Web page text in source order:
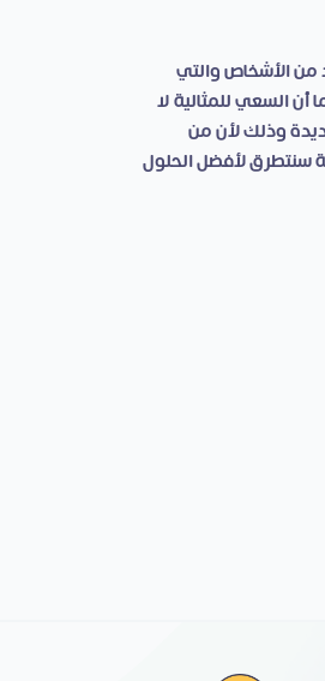
من الأشخاص والتي
أن السعي للمثالية لا
وذلك لأن من
سنتطرق لأفضل الحلول